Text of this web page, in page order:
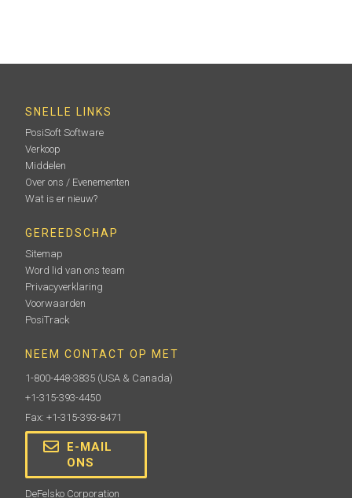
SNELLE LINKS
PosiSoft Software
Verkoop
Middelen
Over ons / Evenementen
Wat is er nieuw?
GEREEDSCHAP
Sitemap
Word lid van ons team
Privacyverklaring
Voorwaarden
PosiTrack
NEEM CONTACT OP MET
1-800-448-3835 (USA & Canada)
+1-315-393-4450
Fax: +1-315-393-8471
E-MAIL
ONS
DeFelsko Corporation